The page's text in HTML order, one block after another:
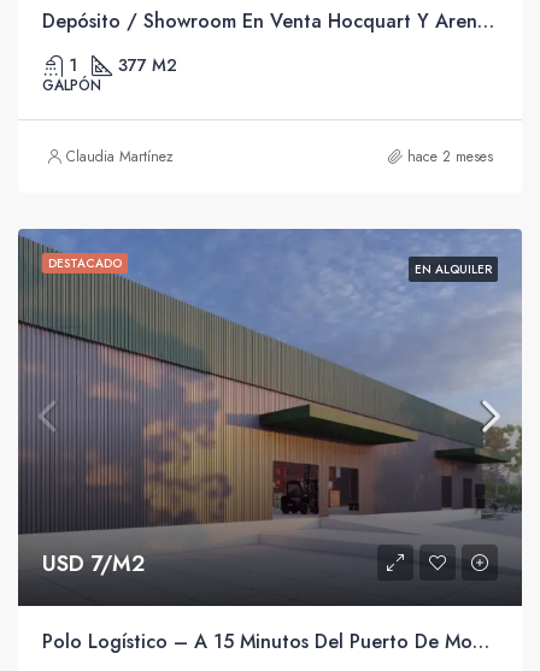
Depósito / Showroom En Venta Hocquart Y Arenal Grande
1 377 M2
GALPÓN
Claudia Martínez hace 2 meses
DESTACADO EN ALQUILER
USD 7/M2
Polo Logístico – A 15 Minutos Del Puerto De Montevideo.